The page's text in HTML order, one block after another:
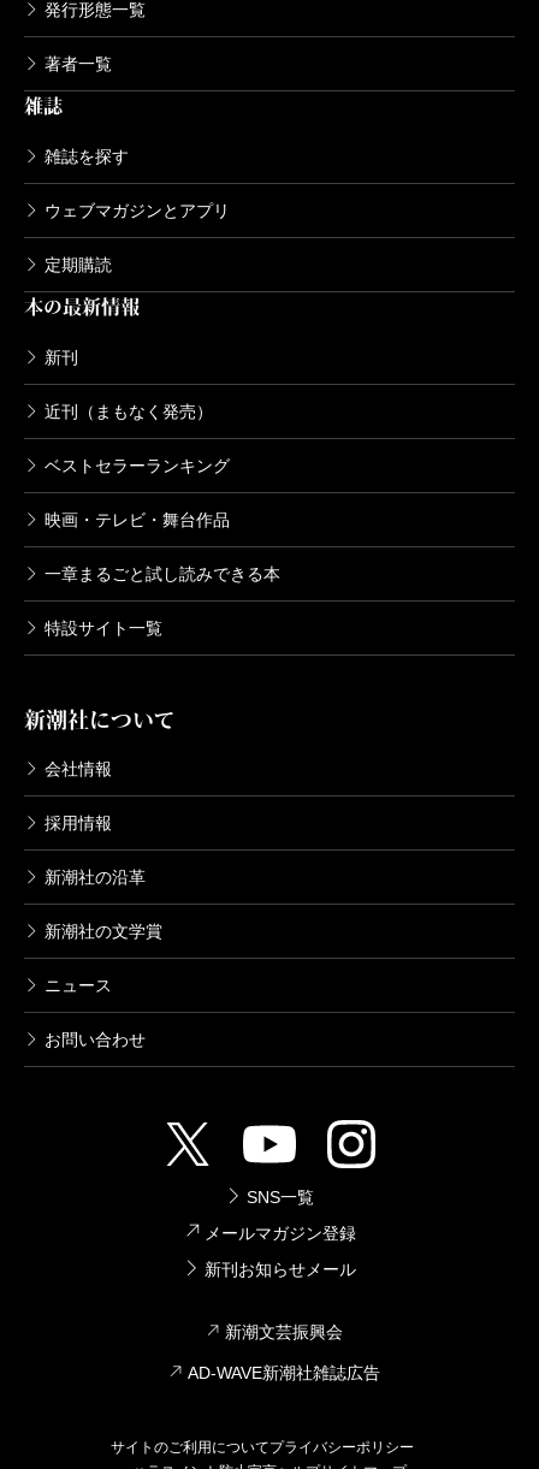
発行形態一覧
著者一覧
雑誌
雑誌を探す
ウェブマガジンとアプリ
定期購読
本の最新情報
新刊
近刊（まもなく発売）
ベストセラーランキング
映画・テレビ・舞台作品
一章まるごと試し読みできる本
特設サイト一覧
新潮社について
会社情報
採用情報
新潮社の沿革
新潮社の文学賞
ニュース
お問い合わせ
SNS一覧
メールマガジン登録
新刊お知らせメール
新潮文芸振興会
AD-WAVE新潮社雑誌広告
サイトのご利用についてプライバシーポリシー